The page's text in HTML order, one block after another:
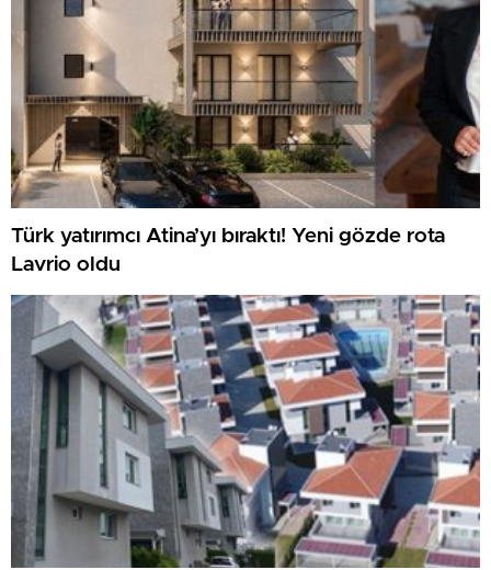
Türk yatırımcı Atina’yı bıraktı! Yeni gözde rota
Lavrio oldu